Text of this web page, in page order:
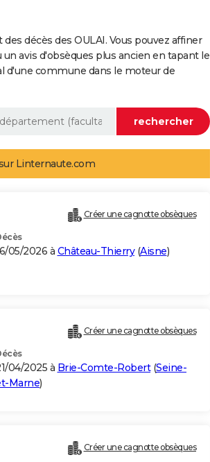
décès des OULAI. Vous pouvez affiner
avis d'obsèques plus ancien en tapant le
d'une commune dans le moteur de
Linternaute.com
Créer une cagnotte obsèques
05/2026 à Château-Thierry(Aisne)
Créer une cagnotte obsèques
04/2025 à Brie-Comte-Robert(Seine-
Marne)
Créer une cagnotte obsèques